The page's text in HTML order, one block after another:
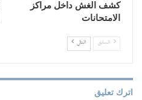
كشف الغش داخل مراكز
الامتحانات
السابق التالي
اترك تعليق